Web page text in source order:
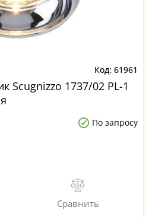
61961
Scugnizzo 1737/02 PL-1
По запросу